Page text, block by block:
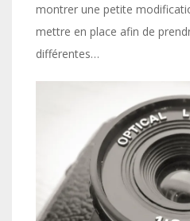
montrer une petite
mettre en place afin de
différentes…